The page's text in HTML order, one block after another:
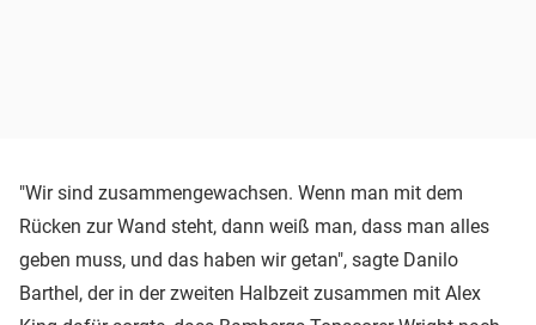
"Wir sind zusammengewachsen. Wenn man mit dem
Rücken zur Wand steht, dann weiß man, dass man alles
geben muss, und das haben wir getan", sagte Danilo
Barthel, der in der zweiten Halbzeit zusammen mit Alex